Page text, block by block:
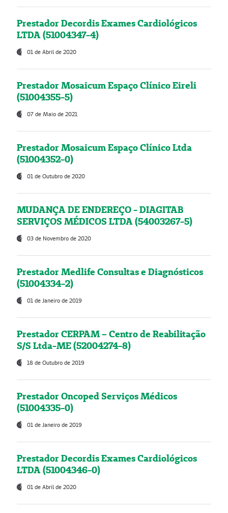
Prestador Decordis Exames Cardiológicos
LTDA (51004347-4)
01 de Abril de 2020
Prestador Mosaicum Espaço Clínico Eireli
(51004355-5)
07 de Maio de 2021
Prestador Mosaicum Espaço Clínico Ltda
(51004352-0)
01 de Outubro de 2020
MUDANÇA DE ENDEREÇO - DIAGITAB
SERVIÇOS MÉDICOS LTDA (54003267-5)
03 de Novembro de 2020
Prestador Medlife Consultas e Diagnósticos
(51004334-2)
01 de Janeiro de 2019
Prestador CERPAM – Centro de Reabilitação
S/S Ltda-ME (52004274-8)
18 de Outubro de 2019
Prestador Oncoped Serviços Médicos
(51004335-0)
01 de Janeiro de 2019
Prestador Decordis Exames Cardiológicos
LTDA (51004346-0)
01 de Abril de 2020